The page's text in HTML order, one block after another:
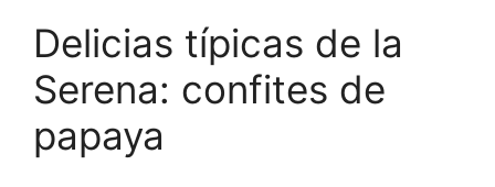
Delicias típicas de la
Serena: confites de
papaya